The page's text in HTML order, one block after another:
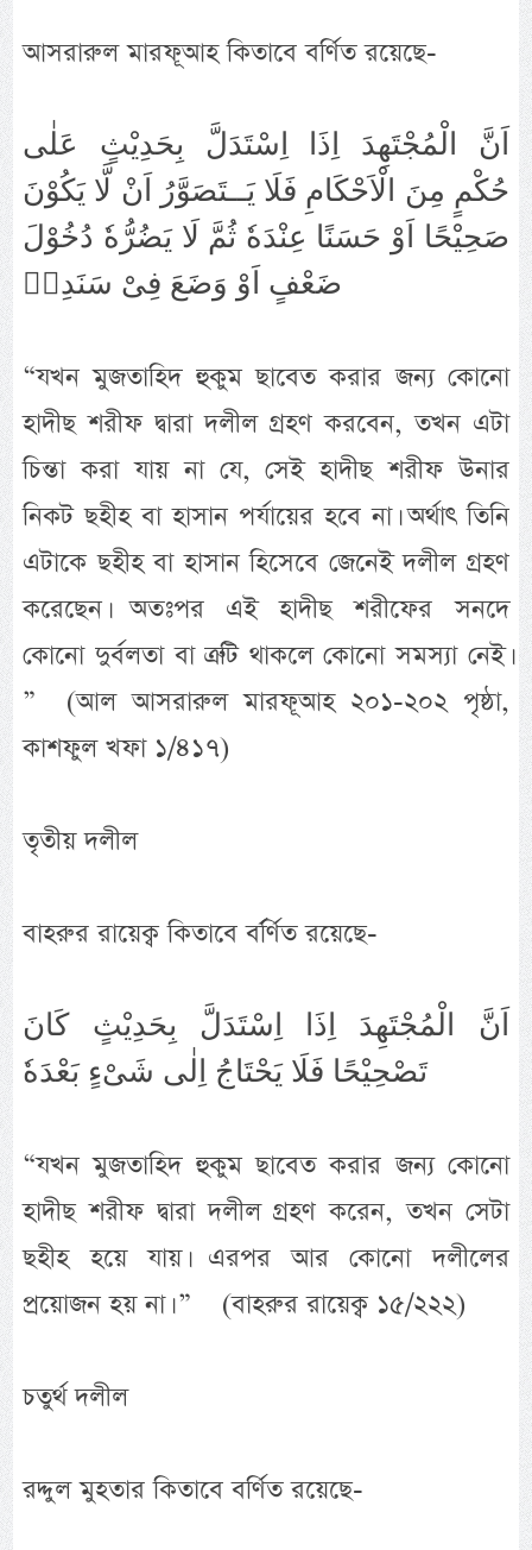
আসরারুল মারফূআহ কিতাবে বর্ণিত রয়েছে-
اَنَّ الْمُجْتَهِدَ اِذَا اِسْتَدَلَّ بِحَدِيْثٍ عَلٰى
حُكْمٍ مِنَ الْاَحْكَامِ فَلَا يَــتَصَوَّرُ اَنْ لَّا يَكُوْنَ
صَحِيْحًا اَوْ حَسَنًا عِنْدَهٗ ثُمَّ لَا يَضُرُّهٗ دُخُوْلَ
ضَعْفٍ اَوْ وَضَعَ فِىْ سَنَدِهٖ
“যখন মুজতাহিদ হুকুম ছাবেত করার জন্য কোনো
হাদীছ শরীফ দ্বারা দলীল গ্রহণ করবেন, তখন এটা
চিন্তা করা যায় না যে, সেই হাদীছ শরীফ উনার
নিকট ছহীহ বা হাসান পর্যায়ের হবে না। অর্থাৎ তিনি
এটাকে ছহীহ বা হাসান হিসেবে জেনেই দলীল গ্রহণ
করেছেন। অতঃপর এই হাদীছ শরীফের সনদে
কোনো দুর্বলতা বা ত্রুটি থাকলে কোনো সমস্যা নেই।
” (আল আসরারুল মারফূআহ ২০১-২০২ পৃষ্ঠা,
কাশফুল খফা ১/৪১৭)
তৃতীয় দলীল
বাহরুর রায়েক্ব কিতাবে বর্র্ণিত রয়েছে-
اَنَّ الْمُجْتَهِدَ اِذَا اِسْتَدَلَّ بِحَدِيْثٍ كَانَ
تَصْحِيْحًا فَلَا يَحْتَاجُ اِلٰى شَىْءٍ بَعْدَهٗ
“যখন মুজতাহিদ হুকুম ছাবেত করার জন্য কোনো
হাদীছ শরীফ দ্বারা দলীল গ্রহণ করেন, তখন সেটা
ছহীহ হয়ে যায়। এরপর আর কোনো দলীলের
প্রয়োজন হয় না। ” (বাহরুর রায়েক্ব ১৫/২২২)
চতুর্থ দলীল
রদ্দুল মুহতার কিতাবে বর্ণিত রয়েছে-